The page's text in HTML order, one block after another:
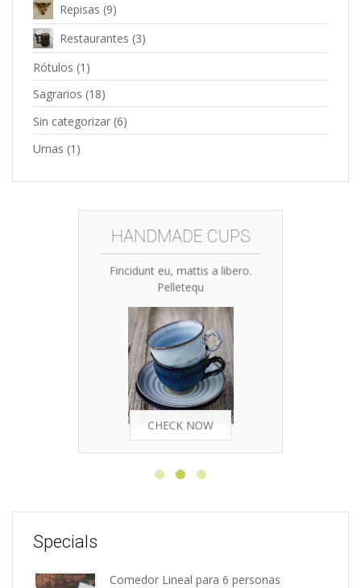
Repisas (9)
Restaurantes (3)
Rótulos (1)
Sagrarios (18)
Sin categorizar (6)
Urnas (1)
HANDMADE CUPS
Fincidunt eu, mattis a libero.
Pelletequ
CHECK NOW
Specials
Comedor Lineal para 6 personas